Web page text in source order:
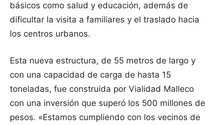
básicos como salud y educación, además de
dificultar la visita a familiares y el traslado hacia
los centros urbanos.
Esta nueva estructura, de 55 metros de largo y
con una capacidad de carga de hasta 15
toneladas, fue construida por Vialidad Malleco
con una inversión que superó los 500 millones de
pesos. «Estamos cumpliendo con los vecinos de